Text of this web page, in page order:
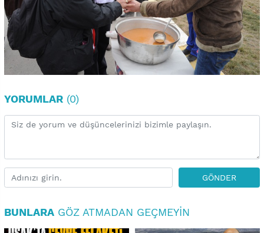
YORUMLAR (0)
GÖNDER
BUNLARA GÖZ ATMADAN GEÇMEYIN